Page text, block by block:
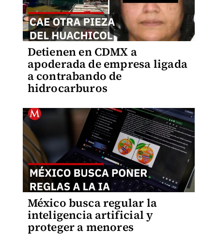
Detienen en CDMX a
apoderada de empresa ligada
a contrabando de
hidrocarburos
México busca regular la
inteligencia artificial y
proteger a menores